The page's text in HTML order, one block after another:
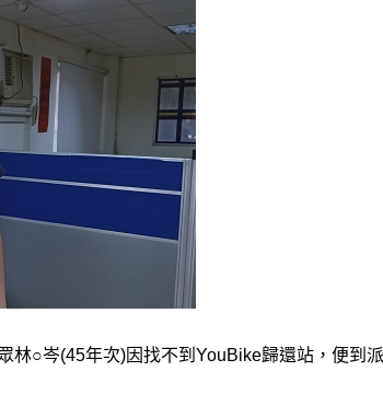
林○岑(45年次)因找不到YouBike歸還站，便到